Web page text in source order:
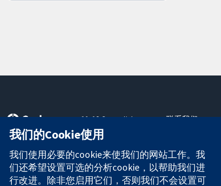
可信任的证据
知情决定
更完善的医疗健
康
11-13 Cavendish
Square
London
W1G 0AN
United Kingdom
联系我们
关于我们
工作机会
Cochrane
我们的Cookie使用
我们使用必要的cookie来使我们的网站工作。我
们还希望设置可选的分析cookie，以帮助我们进
行改进。除非您启用它们，否则我们不会设置可